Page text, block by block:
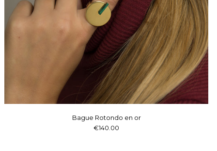
Bague Rotondo en or
€140.00